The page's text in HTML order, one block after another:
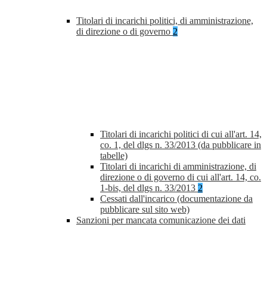
Titolari di incarichi politici, di amministrazione,
di direzione o di governo 2
Titolari di incarichi politici di cui all'art. 14,
co. 1, del dlgs n. 33/2013 (da pubblicare in
tabelle)
Titolari di incarichi di amministrazione, di
direzione o di governo di cui all'art. 14, co.
1-bis, del dlgs n. 33/2013 2
Cessati dall'incarico (documentazione da
pubblicare sul sito web)
Sanzioni per mancata comunicazione dei dati